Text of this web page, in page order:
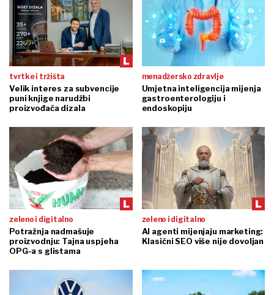
tvrtke i tržišta
Velik interes za subvencije
puni knjige narudžbi
proizvođača dizala
menadžersko zdravlje
Umjetna inteligencija mijenja
gastroenterologiju i
endoskopiju
zeleno i digitalno
Potražnja nadmašuje
proizvodnju: Tajna uspjeha
OPG-a s glistama
zeleno i digitalno
AI agenti mijenjaju marketing:
Klasični SEO više nije dovoljan